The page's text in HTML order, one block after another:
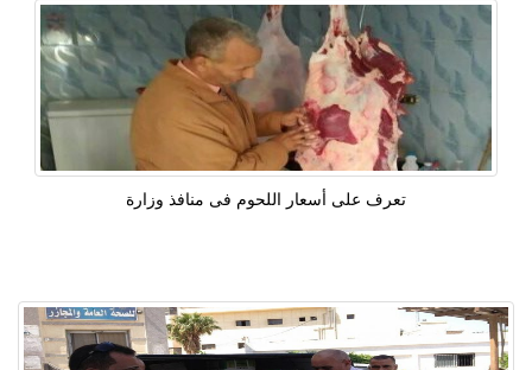
تعرف على أسعار اللحوم فى منافذ وزارة